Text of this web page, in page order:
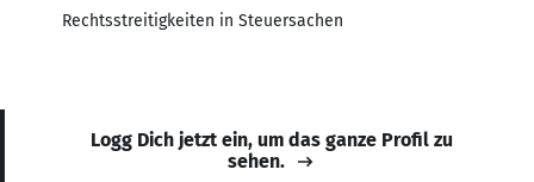
Rechtsstreitigkeiten in Steuersachen
Logg Dich jetzt ein, um das ganze Profil zu
sehen.